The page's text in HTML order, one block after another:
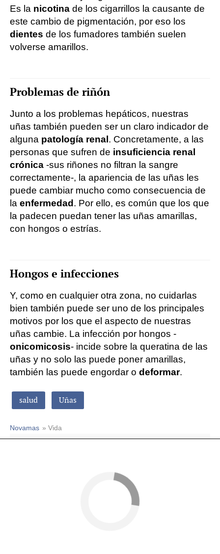
Es la nicotina de los cigarrillos la causante de
este cambio de pigmentación, por eso los
dientes de los fumadores también suelen
volverse amarillos.
Problemas de riñón
Junto a los problemas hepáticos, nuestras
uñas también pueden ser un claro indicador de
alguna patología renal . Concretamente, a las
personas que sufren de insuficiencia renal
crónica -sus riñones no filtran la sangre
correctamente-, la apariencia de las uñas les
puede cambiar mucho como consecuencia de
la enfermedad . Por ello, es común que los que
la padecen puedan tener las uñas amarillas,
con hongos o estrías.
Hongos e infecciones
Y, como en cualquier otra zona, no cuidarlas
bien también puede ser uno de los principales
motivos por los que el aspecto de nuestras
uñas cambie. La infección por hongos -
onicomicosis- incide sobre la queratina de las
uñas y no solo las puede poner amarillas,
también las puede engordar o deformar.
salud Uñas
Novamas » Vida